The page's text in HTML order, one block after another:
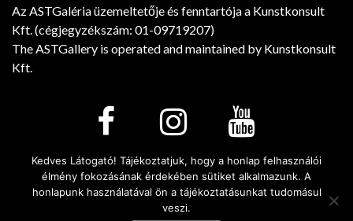
Az ASTGaléria üzemeltetője és fenntartója a Kunstkonsult
Kft. (cégjegyzékszám: 01-09719207)
The ASTGallery is operated and maintained by Kunstkonsult
Kft.
Minden jog fenntartva! © 2026. - Art Salon Társalgó
Galéria
Kedves Látogató! Tájékoztatjuk, hogy a honlap felhasználói
élmény fokozásának érdekében sütiket alkalmazunk. A
honlapunk használatával ön a tájékoztatásunkat tudomásul
veszi.